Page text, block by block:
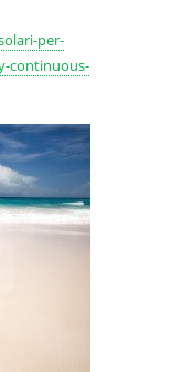
per-
continuous-